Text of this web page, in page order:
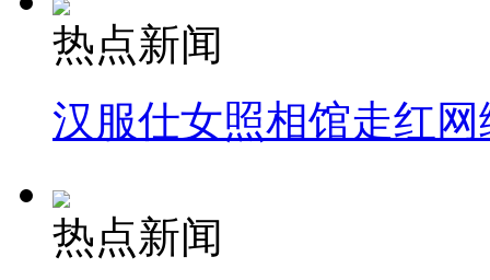
热点新闻
汉服仕女照相馆走红网
热点新闻